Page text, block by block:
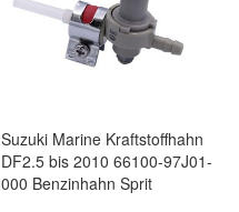
Suzuki Marine Kraftstoffhahn
DF2.5 bis 2010 66100-97J01-
000 Benzinhahn Sprit